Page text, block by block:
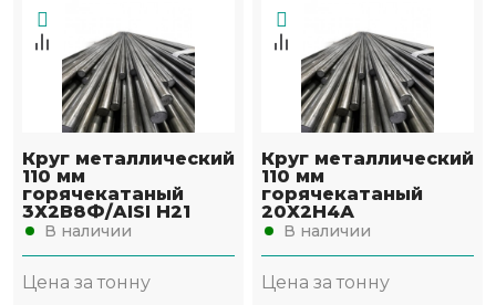
Круг металлический
110 мм
горячекатаный
3Х2В8Ф/AISI H21
В наличии
Цена за тонну
Круг металлический
110 мм
горячекатаный
20Х2Н4А
В наличии
Цена за тонну